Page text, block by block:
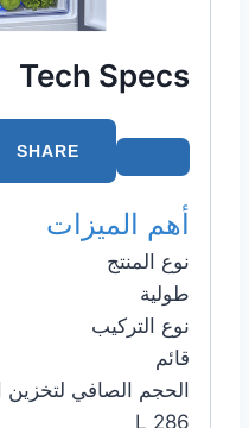
Tech Specs
SHARE
أهم الميزات
نوع المنتج
طولية
نوع التركيب
قائم
الحجم الصافي لتخزين
286 L